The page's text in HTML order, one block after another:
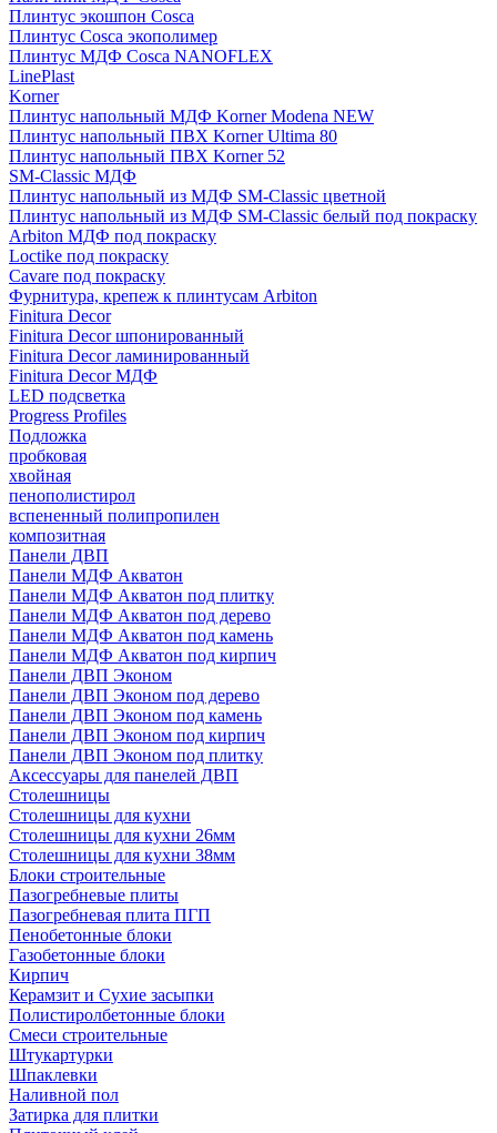
Плинтус экошпон Cosca
Плинтус Cosca экополимер
Плинтус МДФ Cosca NANOFLEX
LinePlast
Korner
Плинтус напольный МДФ Korner Modena NEW
Плинтус напольный ПВХ Korner Ultima 80
Плинтус напольный ПВХ Korner 52
SM-Classic МДФ
Плинтус напольный из МДФ SM-Classic цветной
Плинтус напольный из МДФ SM-Classic белый под покраску
Arbiton МДФ под покраску
Loctike под покраску
Cavare под покраску
Фурнитура, крепеж к плинтусам Arbiton
Finitura Decor
Finitura Decor шпонированный
Finitura Decor ламинированный
Finitura Decor МДФ
LED подсветка
Progress Profiles
Подложка
пробковая
хвойная
пенополистирол
вспененный полипропилен
композитная
Панели ДВП
Панели МДФ Акватон
Панели МДФ Акватон под плитку
Панели МДФ Акватон под дерево
Панели МДФ Акватон под камень
Панели МДФ Акватон под кирпич
Панели ДВП Эконом
Панели ДВП Эконом под дерево
Панели ДВП Эконом под камень
Панели ДВП Эконом под кирпич
Панели ДВП Эконом под плитку
Аксессуары для панелей ДВП
Столешницы
Столешницы для кухни
Столешницы для кухни 26мм
Столешницы для кухни 38мм
Блоки строительные
Пазогребневые плиты
Пазогребневая плита ПГП
Пенобетонные блоки
Газобетонные блоки
Кирпич
Керамзит и Сухие засыпки
Полистиролбетонные блоки
Смеси строительные
Штукартурки
Шпаклевки
Наливной пол
Затирка для плитки